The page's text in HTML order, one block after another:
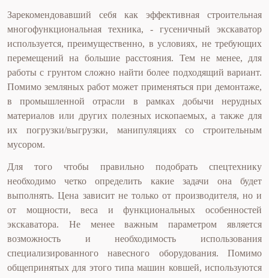
Зарекомендовавший себя как эффективная строительная
многофункциональная техника, - гусеничный экскаватор
используется, преимущественно, в условиях, не требующих
перемещений на большие расстояния. Тем не менее, для
работы с грунтом сложно найти более подходящий вариант.
Помимо земляных работ может применяться при демонтаже,
в промышленной отрасли в рамках добычи нерудных
материалов или других полезных ископаемых, а также для
их погрузки/выгрузки, манипуляциях со строительным
мусором.
Для того чтобы правильно подобрать спецтехнику
необходимо четко определить какие задачи она будет
выполнять. Цена зависит не только от производителя, но и
от мощности, веса и функциональных особенностей
экскаватора. Не менее важным параметром является
возможность и необходимость использования
специализированного навесного оборудования. Помимо
общепринятых для этого типа машин ковшей, используются